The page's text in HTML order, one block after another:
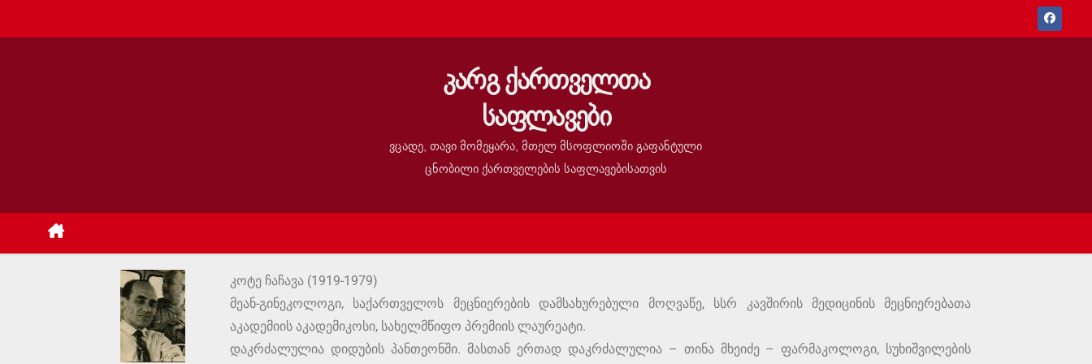
კარგ ქართველთა
საფლავები
ვცადე, თავი მომეყარა, მთელ მსოფლიოში გაფანტული
ცნობილი ქართველების საფლავებისათვის
კოტე ჩაჩავა (1919-1979)
მეან-გინეკოლოგი, საქართველოს მეცნიერების დამსახურებული მოღვაწე, სსრ კავშირის მედიცინის მეცნიერებათა
აკადემიის აკადემიკოსი, სახელმწიფო პრემიის ლაურეატი.
დაკრძალულია დიდუბის პანთეონში. მასთან ერთად დაკრძალულია – თინა მხეიძე – ფარმაკოლოგი, სუხიშვილების